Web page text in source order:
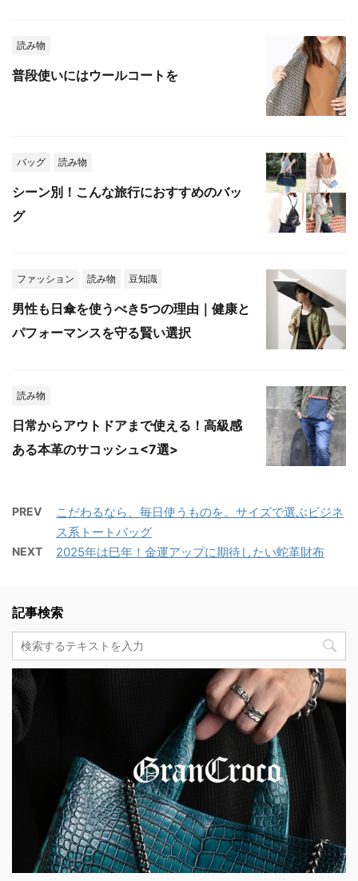
読み物
普段使いにはウールコートを
バッグ 読み物
シーン別！こんな旅行におすすめのバッ
グ
ファッション 読み物 豆知識
男性も日傘を使うべき5つの理由｜健康と
パフォーマンスを守る賢い選択
読み物
日常からアウトドアまで使える！高級感
ある本革のサコッシュ<7選>
PREV
こだわるなら、毎日使うものを。サイズで選ぶビジネ
ス系トートバッグ
NEXT 2025年は巳年！金運アップに期待したい蛇革財布
記事検索